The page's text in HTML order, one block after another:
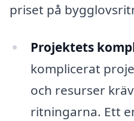
priset på
Projektets
komplicerat
och resurser
ritningarna. Ett